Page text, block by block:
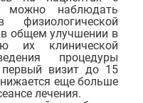
можно наблюдать
общем улучшении в
их клинической
процедуры
визит до 15
еще больше
лечения.